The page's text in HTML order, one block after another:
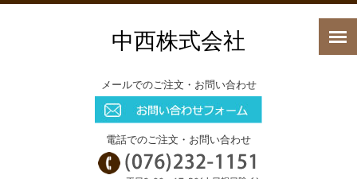
中西株式会社
メールでのご注文・お問い合わせ
電話でのご注文・お問い合わせ